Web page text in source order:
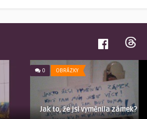
0 OBRÁZKY
Jak to, že jsi vyměnila zámek?